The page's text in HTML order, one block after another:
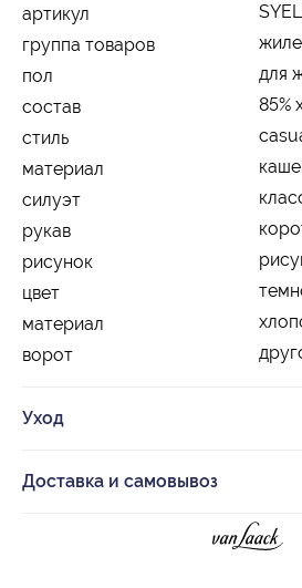
артикул
группа товаров
пол
для
состав
85%
стиль
материал
силуэт
рукав
рисунок
цвет
материал
ворот
Уход
Доставка и самовывоз